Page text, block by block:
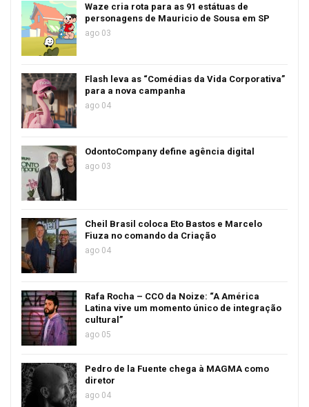
Waze cria rota para as 91 estátuas de
personagens de Mauricio de Sousa em SP
ago 03
Flash leva as “Comédias da Vida Corporativa”
para a nova campanha
ago 04
OdontoCompany define agência digital
ago 03
Cheil Brasil coloca Eto Bastos e Marcelo
Fiuza no comando da Criação
ago 04
Rafa Rocha – CCO da Noize: “A América
Latina vive um momento único de integração
cultural”
ago 05
Pedro de la Fuente chega à MAGMA como
diretor
ago 04